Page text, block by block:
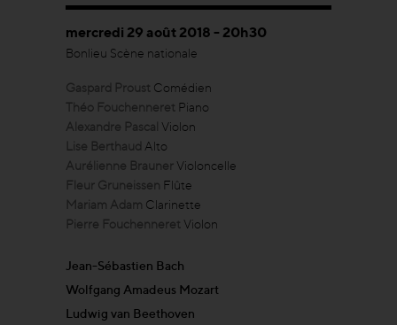
mercredi 29 août 2018 - 20h30
Bonlieu Scène nationale
Gaspard Proust Comédien
Théo Fouchenneret Piano
Alexandre Pascal Violon
Lise Berthaud Alto
Aurélienne Brauner Violoncelle
Fleur Gruneissen Flûte
Mariam Adam Clarinette
Pierre Fouchenneret Violon
Jean-Sébastien Bach
Wolfgang Amadeus Mozart
Ludwig van Beethoven